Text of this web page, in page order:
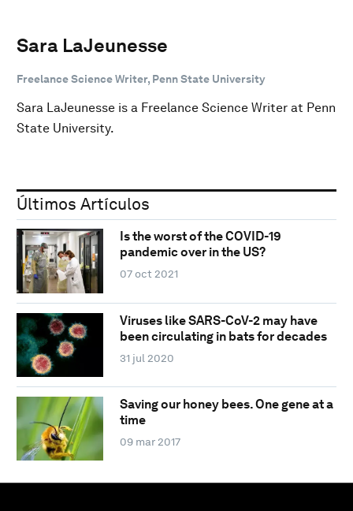
Sara LaJeunesse
Freelance Science Writer, Penn State University
Sara LaJeunesse is a Freelance Science Writer at Penn
State University.
Últimos Artículos
Is the worst of the COVID-19
pandemic over in the US?
07 oct 2021
Viruses like SARS-CoV-2 may have
been circulating in bats for decades
31 jul 2020
Saving our honey bees. One gene at a
time
09 mar 2017